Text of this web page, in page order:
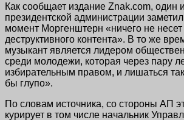
Как сообщает издание Znak.com, один
президентской администрации
момент Моргенштерн «ничего не
деструктивного контента». В то же
музыкант является лидером
среди молодежи, которая через пару
избирательным правом, и лишаться
бы глупо».
По словам источника, со стороны АП
курирует в том числе начальник